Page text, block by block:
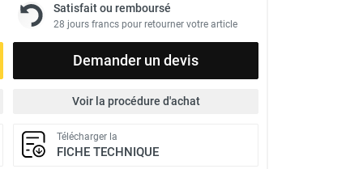
Satisfait ou remboursé
28 jours francs pour retourner votre article
Demander un devis
Voir la procédure d'achat
Télécharger la
FICHE TECHNIQUE